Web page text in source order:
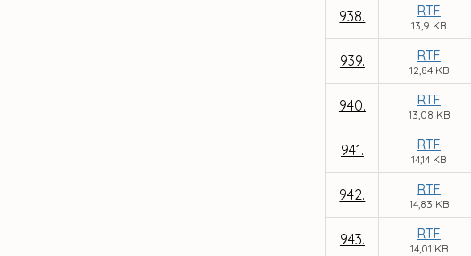
938. RTF
13,9 KB
939. RTF
12,84 KB
940. RTF
13,08 KB
941. RTF
14,14 KB
942. RTF
14,83 KB
943. RTF
14,01 KB